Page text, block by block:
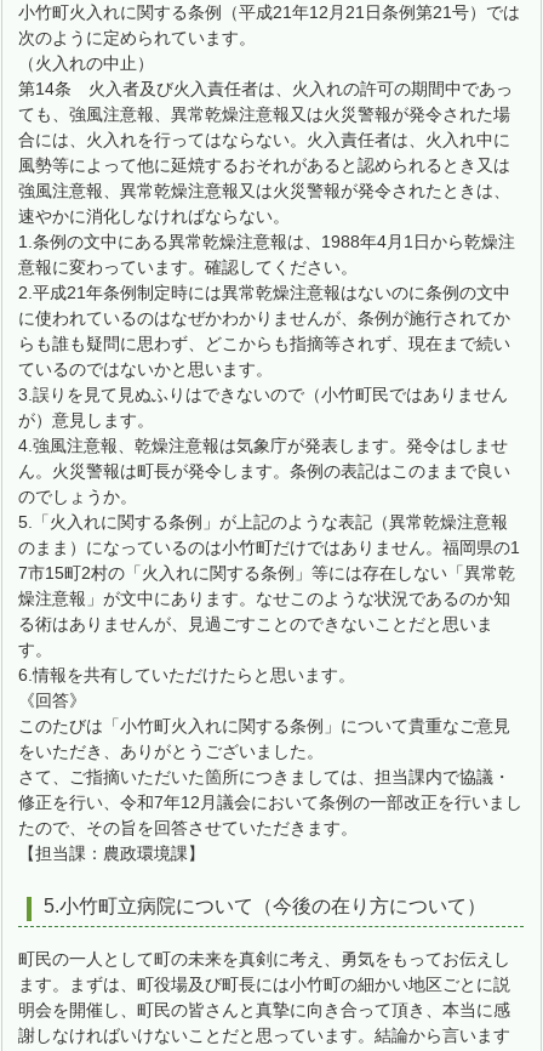
小竹町火入れに関する条例（平成21年12月21日条例第21号）では
次のように定められています。
（火入れの中止）
第14条 火入者及び火入責任者は、火入れの許可の期間中であっ
ても、強風注意報、異常乾燥注意報又は火災警報が発令された場
合には、火入れを行ってはならない。火入責任者は、火入れ中に
風勢等によって他に延焼するおそれがあると認められるとき又は
強風注意報、異常乾燥注意報又は火災警報が発令されたときは、
速やかに消化しなければならない。
1.条例の文中にある異常乾燥注意報は、1988年4月1日から乾燥注
意報に変わっています。確認してください。
2.平成21年条例制定時には異常乾燥注意報はないのに条例の文中
に使われているのはなぜかわかりませんが、条例が施行されてか
らも誰も疑問に思わず、どこからも指摘等されず、現在まで続い
ているのではないかと思います。
3.誤りを見て見ぬふりはできないので（小竹町民ではありません
が）意見します。
4.強風注意報、乾燥注意報は気象庁が発表します。発令はしませ
ん。火災警報は町長が発令します。条例の表記はこのままで良い
のでしょうか。
5.「火入れに関する条例」が上記のような表記（異常乾燥注意報
のまま）になっているのは小竹町だけではありません。福岡県の1
7市15町2村の「火入れに関する条例」等には存在しない「異常乾
燥注意報」が文中にあります。なせこのような状況であるのか知
る術はありませんが、見過ごすことのできないことだと思いま
す。
6.情報を共有していただけたらと思います。
《回答》
このたびは「小竹町火入れに関する条例」について貴重なご意見
をいただき、ありがとうございました。
さて、ご指摘いただいた箇所につきましては、担当課内で協議・
修正を行い、令和7年12月議会において条例の一部改正を行いまし
たので、その旨を回答させていただきます。
【担当課：農政環境課】
5.小竹町立病院について（今後の在り方について）
町民の一人として町の未来を真剣に考え、勇気をもってお伝えし
ます。まずは、町役場及び町長には小竹町の細かい地区ごとに説
明会を開催し、町民の皆さんと真摯に向き合って頂き、本当に感
謝しなければいけないことだと思っています。結論から言います